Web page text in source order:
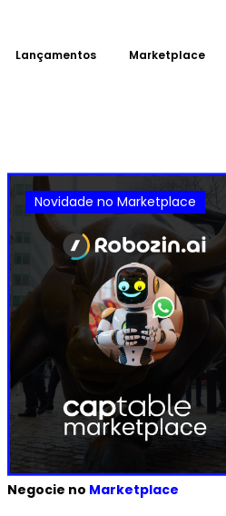
Lançamentos Marketplace
Novidade no Marketplace
Negocie no Marketplace